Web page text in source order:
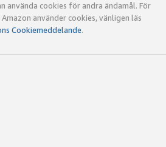
använda cookies för andra ändamål. För
använder cookies, vänligen läs
Cookiemeddelande.